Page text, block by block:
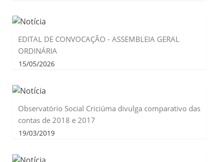
EDITAL DE CONVOCAÇÃO - ASSEMBLEIA GERAL
ORDINÁRIA
15/05/2026
Observatório Social Criciúma divulga comparativo das
contas de 2018 e 2017
19/03/2019